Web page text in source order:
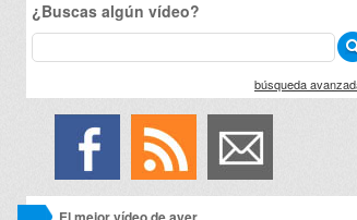
¿Buscas algún vídeo?
búsqueda